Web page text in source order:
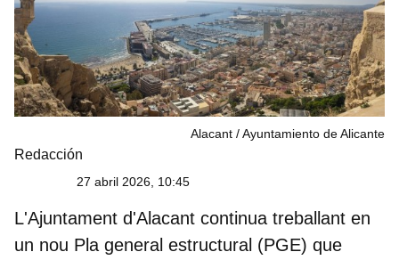
Alacant Ayuntamiento de Alicante
Redacción
27 abril 2026, 10:45
L'Ajuntament d'Alacant continua treballant en
un nou Pla general estructural (PGE) que